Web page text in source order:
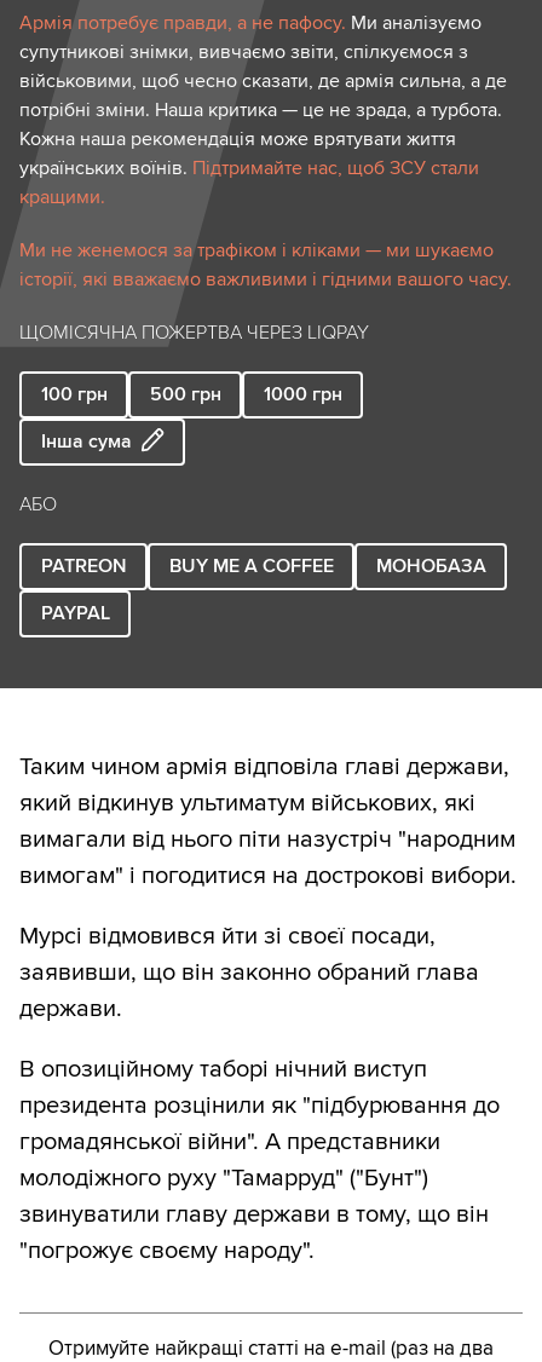
Армія потребує правди, а не пафосу. Ми аналізуємо
супутникові знімки, вивчаємо звіти, спілкуємося з
військовими, щоб чесно сказати, де армія сильна, а де
потрібні зміни. Наша критика — це не зрада, а турбота.
Кожна наша рекомендація може врятувати життя
українських воїнів. Підтримайте нас, щоб ЗСУ стали
кращими.
Ми не женемося за трафіком і кліками — ми шукаємо
історії, які вважаємо важливими і гідними вашого часу.
ЩОМІСЯЧНА ПОЖЕРТВА ЧЕРЕЗ LIQPAY
100 грн 500 грн 1000 грн
Інша сума
АБО
PATREON BUY ME A COFFEE
МОНОБАЗА
PAYPAL
Таким чином армія відповіла главі держави,
який відкинув ультиматум військових, які
вимагали від нього піти назустріч "народним
вимогам" і погодитися на дострокові вибори.
Мурсі відмовився йти зі своєї посади,
заявивши, що він законно обраний глава
держави.
В опозиційному таборі нічний виступ
президента розцінили як "підбурювання до
громадянської війни". А представники
молодіжного руху "Тамарруд" ("Бунт")
звинуватили главу держави в тому, що він
"погрожує своєму народу".
Отримуйте найкращі статті на e-mail (раз на два